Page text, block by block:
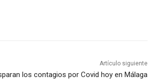
Artículo siguiente
los contagios por Covid hoy en Málaga